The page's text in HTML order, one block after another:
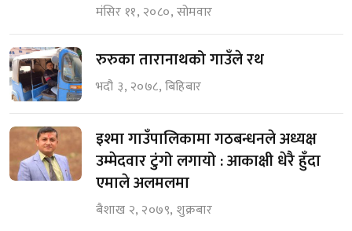
मंसिर ११, २०८०, सोमवार
रुरुका तारानाथको गाउँले रथ
भदौ ३, २०७८, बिहिबार
इश्मा गाउँपालिकामा गठबन्धनले अध्यक्ष
उम्मेदवार टुंगो लगायो : आकाक्षी धेरै हुँदा
एमाले अलमलमा
बैशाख २, २०७९, शुक्रबार